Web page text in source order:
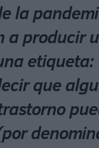
la
a producir
etiqueta:
que